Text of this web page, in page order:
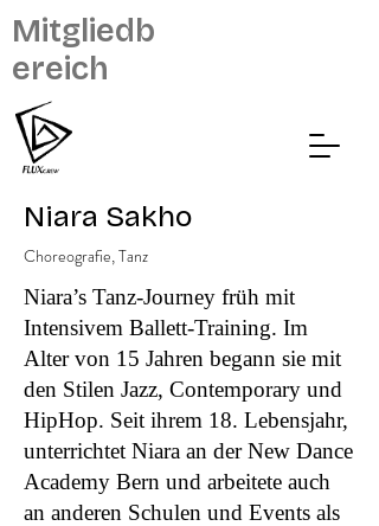
Mitgliedb
ereich
Niara Sakho
Choreografie, Tanz
Niara’s Tanz-Journey früh mit
Intensivem Ballett-Training. Im
Alter von 15 Jahren begann sie mit
den Stilen Jazz, Contemporary und
HipHop. Seit ihrem 18. Lebensjahr,
unterrichtet Niara an der New Dance
Academy Bern und arbeitete auch
an anderen Schulen und Events als